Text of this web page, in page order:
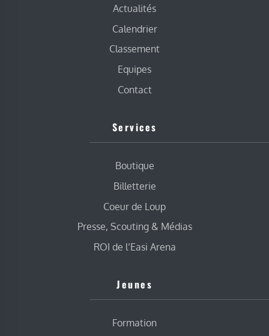
Actualités
Calendrier
Classement
Equipes
Contact
Services
Boutique
Billetterie
Coeur de Loup
Presse, Scouting & Médias
ROI de l’Easi Arena
Jeunes
Formation